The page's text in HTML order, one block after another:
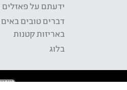
ידעתם על פאזלים
דברים טובים באים
באריזות קטנות
בלוג